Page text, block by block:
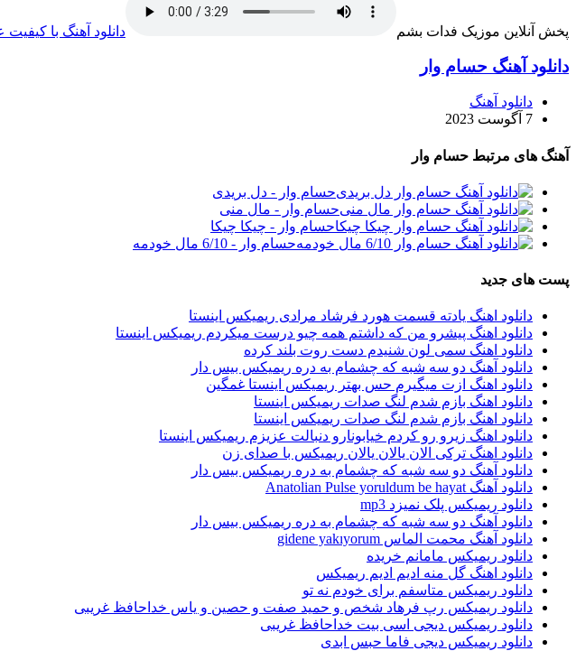
پخش آنلاین موزیک فدات بشم دانلود آهنگ با کیفیت
دانلود آهنگ حسام وار
دانلود آهنگ
7 آگوست 2023
آهنگ های مرتبط حسام وار
حسام وار - دل بریدی
حسام وار - مال منی
حسام وار - چیکا چیکا
حسام وار - 6/10 مال خودمه
پست های جدید
دانلود اهنگ یادته قسمت هورد فرشاد مرادی ریمیکس اینستا
دانلود اهنگ پیشرو من که داشتم همه چیو درست میکردم ریمیکس اینستا
دانلود اهنگ سمی لون شنیدم دست روت بلند کرده
دانلود آهنگ دو سه شبه که چشمام به دره ریمیکس بیس دار
دانلود اهنگ ازت میگیرم حس بهتر ریمیکس اینستا غمگین
دانلود اهنگ بازم شدم لنگ صدات ریمیکس اینستا
دانلود اهنگ بازم شدم لنگ صدات ریمیکس اینستا
دانلود اهنگ زیرو رو کردم خیابونارو دنبالت عزیزم ریمیکس اینستا
دانلود اهنگ ترکی الان یالان یالان ریمیکس با صدای زن
دانلود آهنگ دو سه شبه که چشمام به دره ریمیکس بیس دار
دانلود آهنگ Anatolian Pulse yoruldum be hayat
دانلود ریمیکس پلک نمیزد mp3
دانلود آهنگ دو سه شبه که چشمام به دره ریمیکس بیس دار
دانلود آهنگ محمت الماس gidene yakıyorum
دانلود ریمیکس مامانم خریده
دانلود اهنگ گل منه ادیم ادیم ریمیکس
دانلود ریمیکس متاسفم برای خودم نه تو
دانلود ریمیکس رپ فرهاد شخص و حمید صفت و حصین و یاس خداحافظ غریبی
دانلود ریمیکس دیجی اسی بیت خداحافظ غریبی
دانلود ریمیکس دیجی فاما حبس ابدی